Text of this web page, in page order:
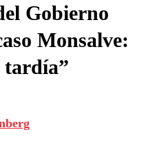
Gobierno
Monsalve:
tardía”